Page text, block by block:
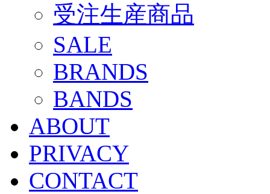
受注生産商品
SALE
BRANDS
BANDS
ABOUT
PRIVACY
CONTACT